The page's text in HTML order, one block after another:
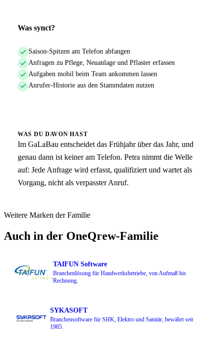
Was synct?
Saison-Spitzen am Telefon abfangen
Anfragen zu Pflege, Neuanlage und Pflaster erfassen
Aufgaben mobil beim Team ankommen lassen
Anrufer-Historie aus den Stammdaten nutzen
WAS DU DAVON HAST
Im GaLaBau entscheidet das Frühjahr über das Jahr, und
genau dann ist keiner am Telefon. Petra nimmt die Welle
auf: Jede Anfrage wird erfasst, qualifiziert und wartet als
Vorgang, nicht als verpasster Anruf.
Weitere Marken der Familie
Auch in der OneQrew-Familie
TAIFUN Software
Branchenlösung für Handwerksbetriebe, von Aufmaß bis
Rechnung.
SYKASOFT
Branchensoftware für SHK, Elektro und Sanitär, bewährt seit
1985.